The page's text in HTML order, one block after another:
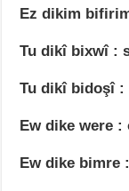
Ez dikim
Tu dikî bixwî :
Tu dikî bidoşî :
Ew dike were :
Ew dike bimre